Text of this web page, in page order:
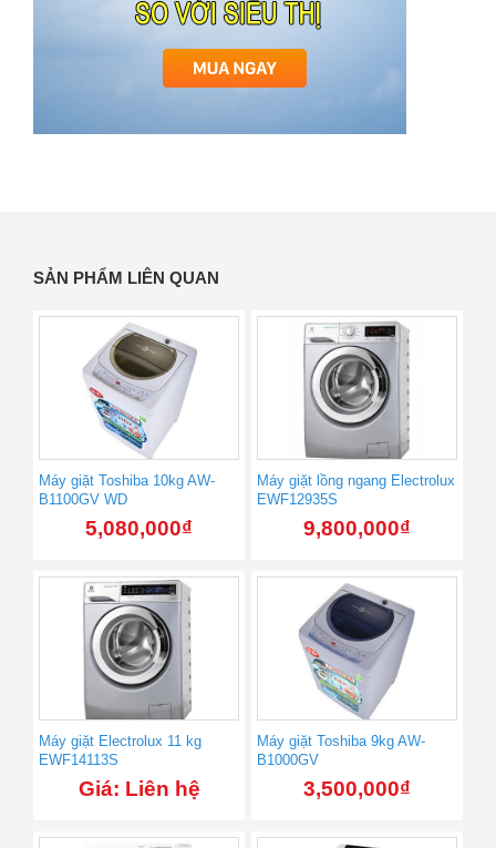
SẢN PHẨM LIÊN QUAN
Máy giặt Toshiba 10kg AW-
B1100GV WD
5,080,000₫
Máy giặt lồng ngang Electrolux
EWF12935S
9,800,000₫
Máy giặt Electrolux 11 kg
EWF14113S
Giá: Liên hệ
Máy giặt Toshiba 9kg AW-
B1000GV
3,500,000₫